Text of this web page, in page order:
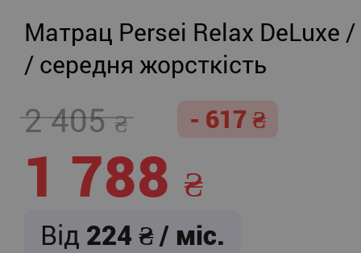
Матрац Persei Relax DeLuxe
/ середня жорсткість
2 405 - 617
1 788
Від 224 / міс.